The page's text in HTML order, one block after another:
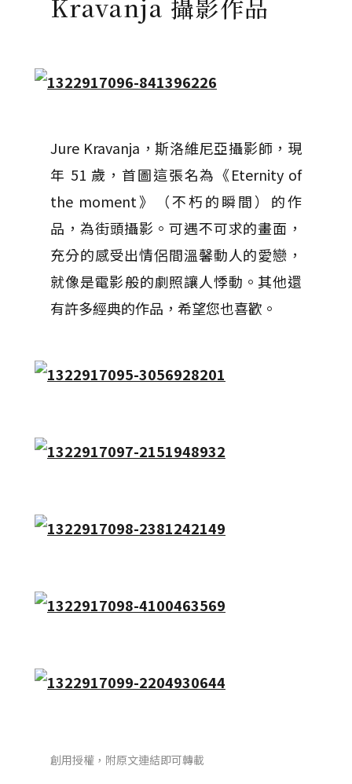
Kravanja 攝影作品
Jure Kravanja，斯洛維尼亞攝影師，現
年 51 歲，首圖這張名為《Eternity of
the moment》（不朽的瞬間）的作
品，為街頭攝影。可遇不可求的畫面，
充分的感受出情侶間溫馨動人的愛戀，
就像是電影​​般的劇照讓人悸動。其他還
有許多經典的作品，希望您也喜歡。
創用授權，附原文連結即可轉載